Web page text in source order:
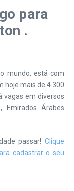
para
.
mundo, está com
hoje mais de 4.300
vagas em diversos
Emirados Árabes
passar! Clique
cadastrar o seu